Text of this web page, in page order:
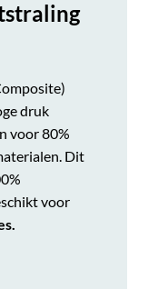
druk
voor 80%
Dit
voor